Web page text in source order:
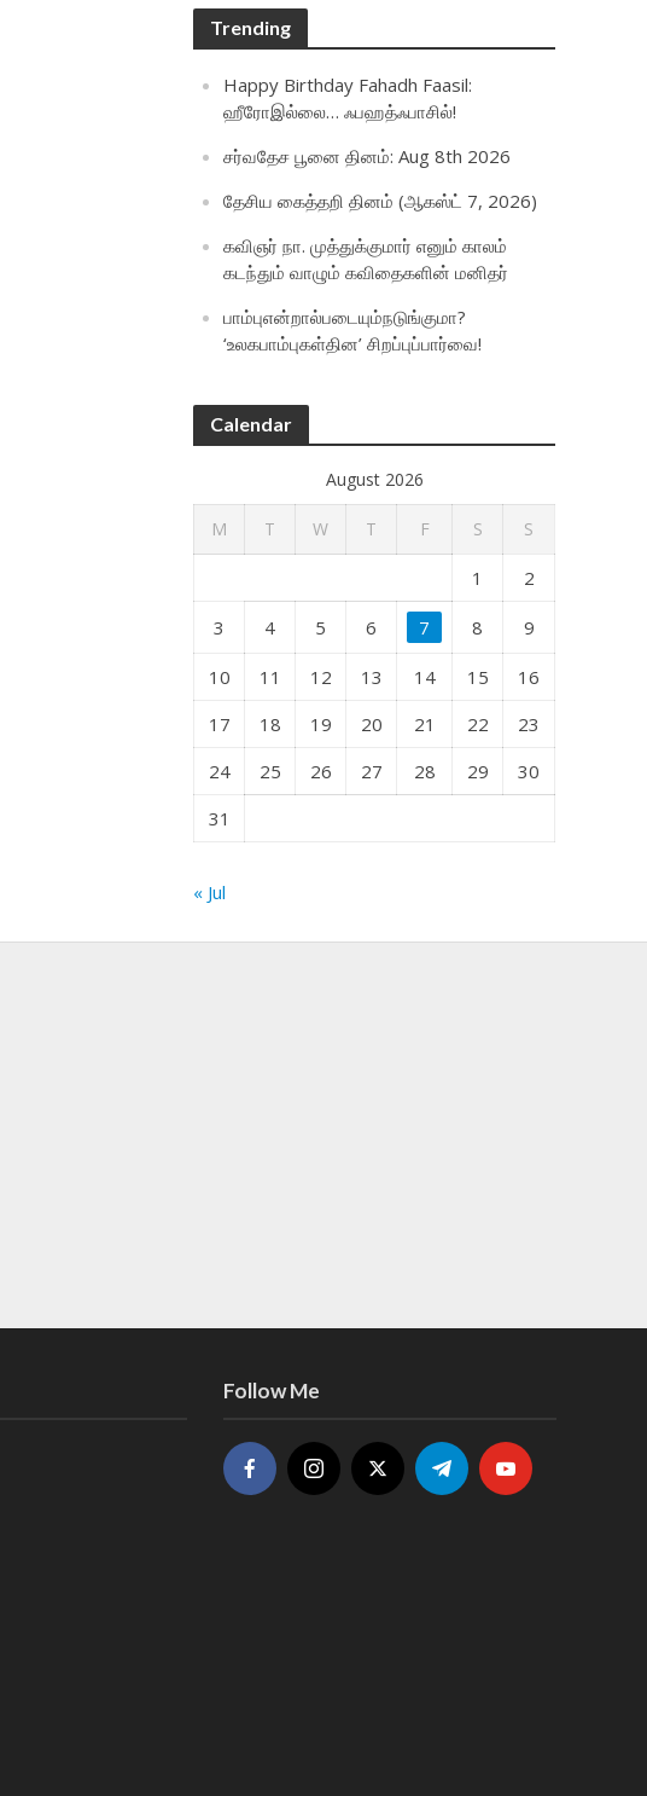
Trending
Happy Birthday Fahadh Faasil:
ஹீரோஇல்லை… ஃபஹத்ஃபாசில்!
சர்வதேச பூனை தினம்: Aug 8th 2026
தேசிய கைத்தறி தினம் (ஆகஸ்ட் 7, 2026)
கவிஞர் நா. முத்துக்குமார் எனும் காலம்
கடந்தும் வாழும் கவிதைகளின் மனிதர்
பாம்புஎன்றால்படையும்நடுங்குமா?
‘உலகபாம்புகள்தின’ சிறப்புப்பார்வை!
Calendar
August 2026
M T W T F S S
1 2
3 4 5 6 7 8 9
10 11 12 13 14 15
16
17
18 19 20 21 22
23
24
25 26 27 28 29
30
31
« Jul
Follow Me